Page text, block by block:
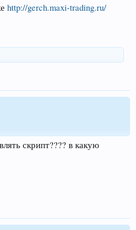
http://gerch.maxi-trading.ru/
скрипт???? в какую